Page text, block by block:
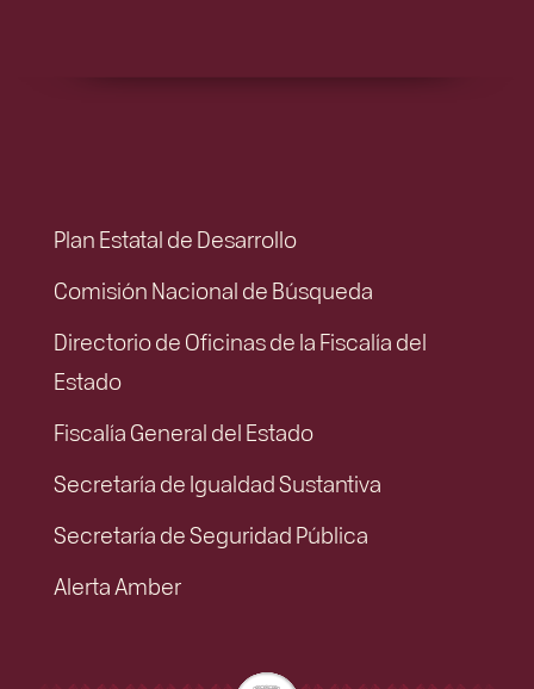
Plan Estatal de Desarrollo
Comisión Nacional de Búsqueda
Directorio de Oficinas de la Fiscalía del
Estado
Fiscalía General del Estado
Secretaría de Igualdad Sustantiva
Secretaría de Seguridad Pública
Alerta Amber